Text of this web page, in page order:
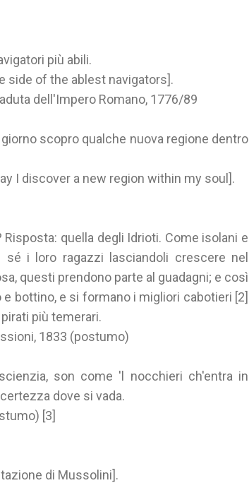
più abili.
side of the ablest navigators].
dell'Impero Romano, 1776/89
scopro qualche nuova regione dentro
I discover a new region within my soul].
quella degli Idrioti. Come isolani e
i loro ragazzi lasciandoli crescere nel
questi prendono parte al guadagni; e così
bottino, e si formano i migliori cabotieri [2]
più temerari.
1833 (postumo)
son come 'l nocchieri ch'entra in
dove si vada.
[3]
di Mussolini].